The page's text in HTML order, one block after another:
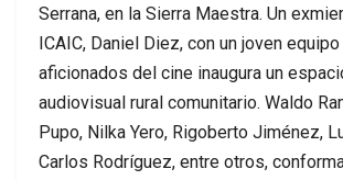
Serrana, en la Sierra Maestra. Un
ICAIC, Daniel Diez, con un joven
aficionados del cine inaugura un
audiovisual rural comunitario. Waldo
Pupo, Nilka Yero, Rigoberto Jiménez,
Carlos Rodríguez, entre otros,